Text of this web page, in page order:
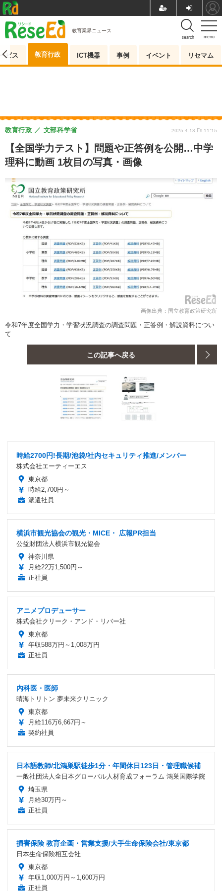
menu
search
教育業界ニュース
ビス 教育行政 ICT機器 事例 イベント リセマム
【全国学力テスト】問題や正答例を公開…中学
理科に動画 1枚目の写真・画像
教育行政 文部科学省 2025.4.18 Fri 11:15
画像出典：国立教育政策研究所
令和7年度全国学力・学習状況調査の調査問題・正答例・解説資料につい
て
この記事へ戻る
時給2700円!長期/池袋/社内セキュリティ推進/メンバー
株式会社エーティーエス
東京都
時給2,700円～
派遣社員
横浜市観光協会の観光・MICE・ 広報PR担当
公益財団法人横浜市観光協会
神奈川県
月給22万1,500円～
正社員
アニメプロデューサー
株式会社クリーク・アンド・リバー社
東京都
年収588万円～1,008万円
正社員
内科医・医師
晴海トリトン 夢未来クリニック
東京都
月給116万6,667円～
契約社員
日本語教師/北鴻巣駅徒歩1分・年間休日123日・管理職候補
一般社団法人全日本グローバル人材育成フォーラム 鴻巣国際学院
埼玉県
月給30万円～
正社員
損害保険 教育企画・営業支援/大手生命保険会社/東京都
日本生命保険相互会社
東京都
年収1,000万円～1,600万円
正社員